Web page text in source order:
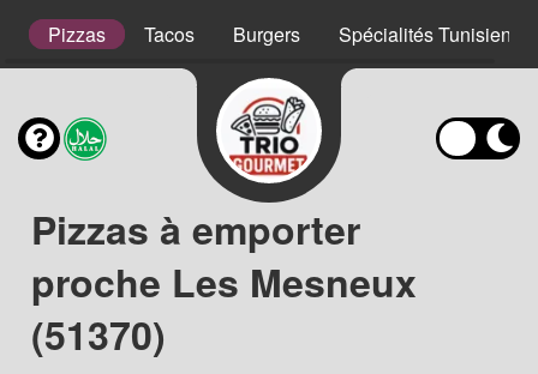
Pizzas Tacos Burgers Spécialités
Pizzas à emporter
proche Les Mesneux
(51370)